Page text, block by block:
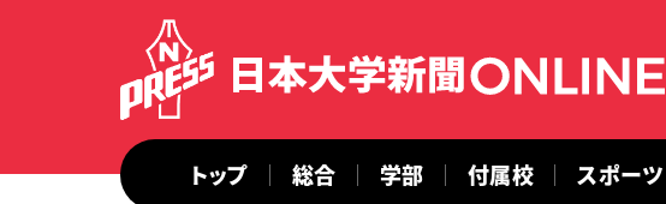
トップ 総合 学部 付属校 スポーツ